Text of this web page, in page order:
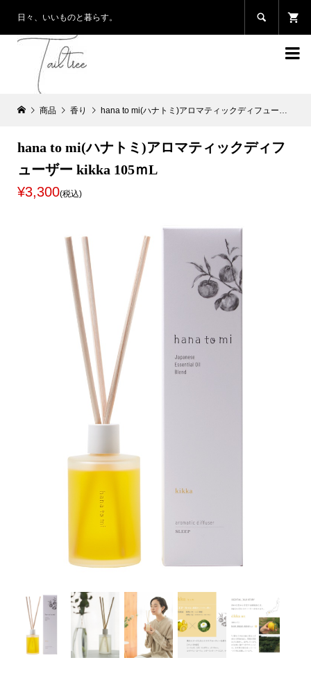
日々、いいものと暮らす。 

商品 香り hana to mi(ハナトミ)アロマティックディフューザー kikka 105ｍL
hana to mi(ハナトミ)アロマティックディフ
ューザー kikka 105ｍL
¥3,300(税込)